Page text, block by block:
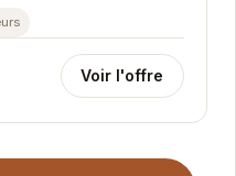
à...
Voir l'offre